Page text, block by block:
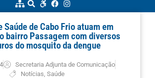
Saúde de Cabo Frio atuam em
bairro Passagem com diversos
do mosquito da dengue
Secretaria Adjunta de Comunicação
Notícias ,Saúde